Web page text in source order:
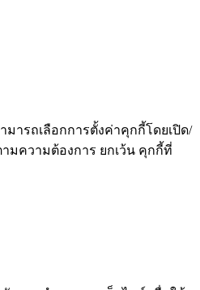
ารถเลือกการตั้งค่าคุกกี้โดยเปิด/
มความต้องการ ยกเว้น คุกกี้ที่